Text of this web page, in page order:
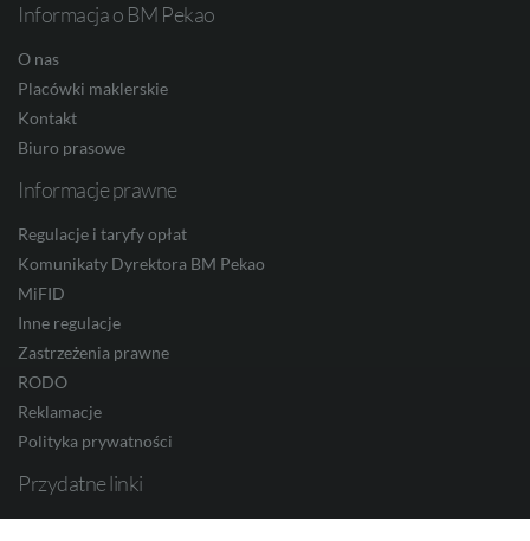
Informacja o BM Pekao
O nas
Placówki maklerskie
Kontakt
Biuro prasowe
Informacje prawne
Regulacje i taryfy opłat
Komunikaty Dyrektora BM Pekao
MiFID
Inne regulacje
Zastrzeżenia prawne
RODO
Reklamacje
Polityka prywatności
Przydatne linki